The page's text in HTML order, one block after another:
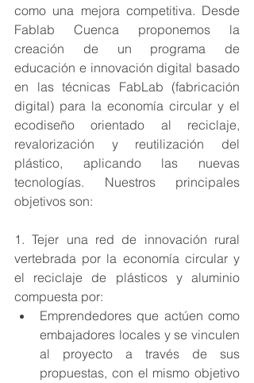
como una mejora competitiva. Desde
Fablab Cuenca proponemos la
creación de un programa de
educación e innovación digital basado
en las técnicas FabLab (fabricación
digital) para la economía circular y el
ecodiseño orientado al reciclaje,
revalorización y reutilización del
plástico, aplicando las nuevas
tecnologías. Nuestros principales
objetivos son:
1. Tejer una red de innovación rural
vertebrada por la economía circular y
el reciclaje de plásticos y aluminio
compuesta por:
Emprendedores que actúen como
embajadores locales y se vinculen
al proyecto a través de sus
propuestas, con el mismo objetivo